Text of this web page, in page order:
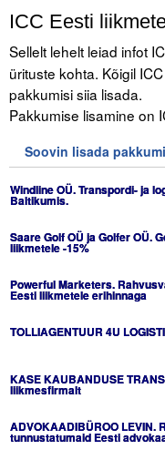
ICC Eesti liikmebaas
Liikmete pakkumised
Astu ICC Eesti liikmeks!
Kalender
ICC Eesti
Publikatsioonid
Arvamus
Viidad
ICC WBO
ICC komisjonid
ICC Eesti
Sellelt lehelt leiad infot
ürituste kohta. Kõigil
pakkumisi siia lisada.
Pakkumise lisamine on
Soovin lisada
Windline OÜ. Transpordi- ja
Baltikumis.
Saare Golf OÜ ja Golfer OÜ.
liikmetele -15%
Powerful Marketers.
Eesti liikmetele erihinnaga
TOLLIAGENTUUR 4U
KASE KAUBANDUSE
liikmesfirmalt
ADVOKAADIBÜROO
tunnustatumaid Eesti